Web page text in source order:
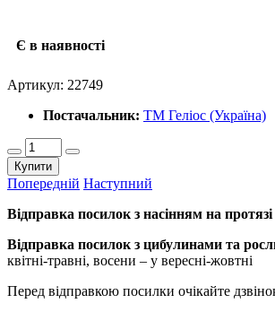
Є в наявності
Артикул: 22749
Постачальник: ТМ Геліос (Україна)
Купити
Попередній Наступний
Відправка посилок з насінням на
Відправка посилок з цибулинами та
квітні-травні, восени – у вересні-жовтні
Перед відправкою посилки очікайте